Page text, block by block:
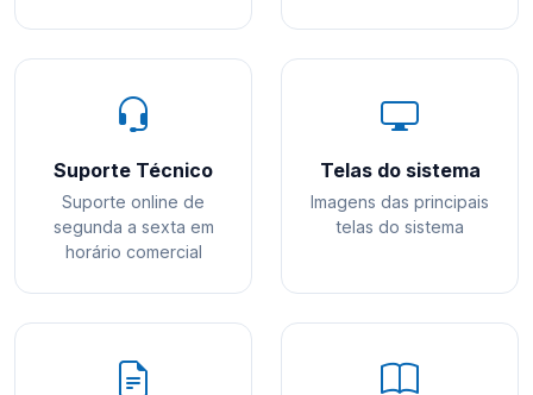
Suporte Técnico
Suporte online de
segunda a sexta em
horário comercial
Telas do sistema
Imagens das principais
telas do sistema